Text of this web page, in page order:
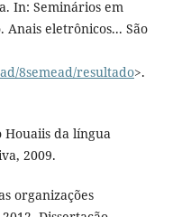
In: Seminários em
Anais eletrônicos... São
8semead/resultado>.
Houaiis da língua
2009.
organizações